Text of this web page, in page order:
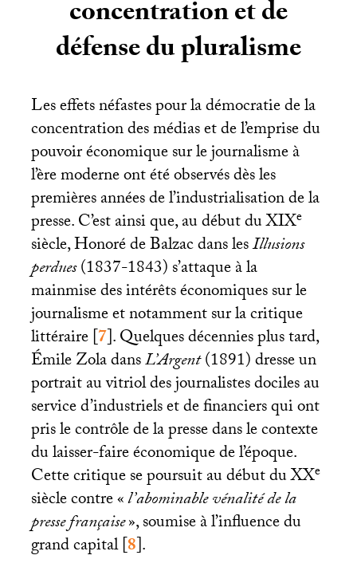
concentration et de
défense du pluralisme
Les effets néfastes pour la démocratie de la
concentration des médias et de l’emprise du
pouvoir économique sur le journalisme à
l’ère moderne ont été observés dès les
premières années de l’industrialisation de la
presse. C’est ainsi que, au début duXIXe
siècle, Honoré de Balzac dans lesIllusions
perdues(1837-1843) s’attaque à la
mainmise des intérêts économiques sur le
journalisme et notamment sur la critique
littéraire[7]. Quelques décennies plus tard,
Émile Zola dansL’Argent(1891) dresse un
portrait au vitriol des journalistes dociles au
service d’industriels et de financiers qui ont
pris le contrôle de la presse dans le contexte
du laisser-faire économique de l’époque.
Cette critique se poursuit au début duXXe
siècle contre «l’abominable vénalité de la
presse française», soumise à l’influence du
grand capital[8].